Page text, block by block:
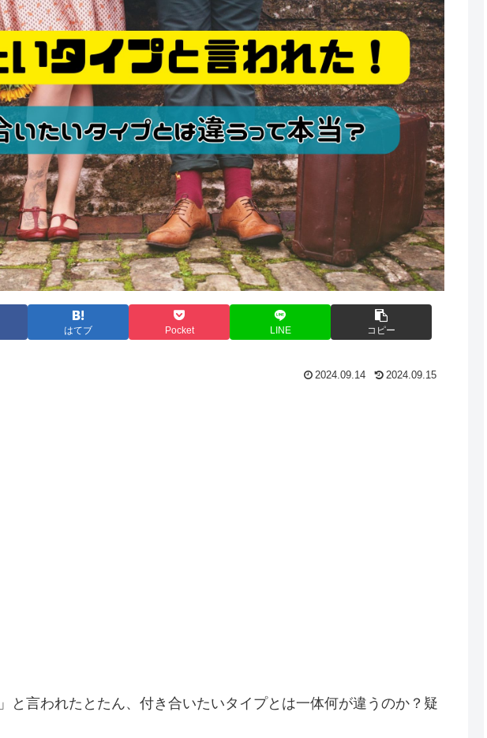
はてブ Pocket LINE コピー
2024.09.14 2024.09.15
と言われたとたん、付き合いたいタイプとは一体何が違うのか？疑